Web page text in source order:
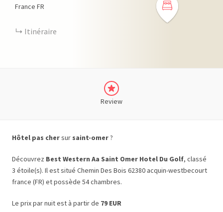
France FR
Itinéraire
Review
Hôtel pas chersur saint-omer?
Découvrez Best Western Aa Saint Omer Hotel Du Golf, classé
3 étoile(s). Il est situé Chemin Des Bois 62380 acquin-westbecourt
france (FR) et possède 54 chambres.
Le prix par nuit est à partir de 79 EUR